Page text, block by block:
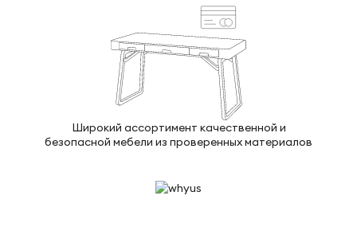
Широкий ассортимент качественной и
безопасной мебели из проверенных материалов